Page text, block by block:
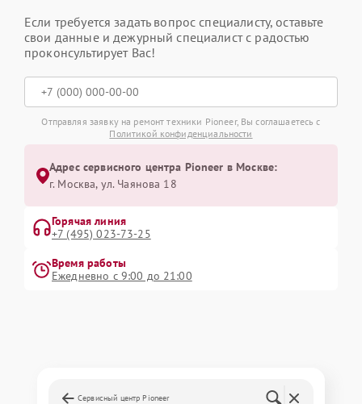
Если требуется задать вопрос специалисту, оставьте
свои данные и дежурный специалист с радостью
проконсультирует Вас!
Отправляя заявку на ремонт техники Pioneer, Вы соглашаетесь с
Политикой конфиденциальности
Адрес сервисного центра Pioneer в Москве:
г. Москва, ул. Чаянова 18
Горячая линия
+7 (495) 023-73-25
Время работы
Ежедневно с 9:00 до 21:00
Сервисный центр Pioneer